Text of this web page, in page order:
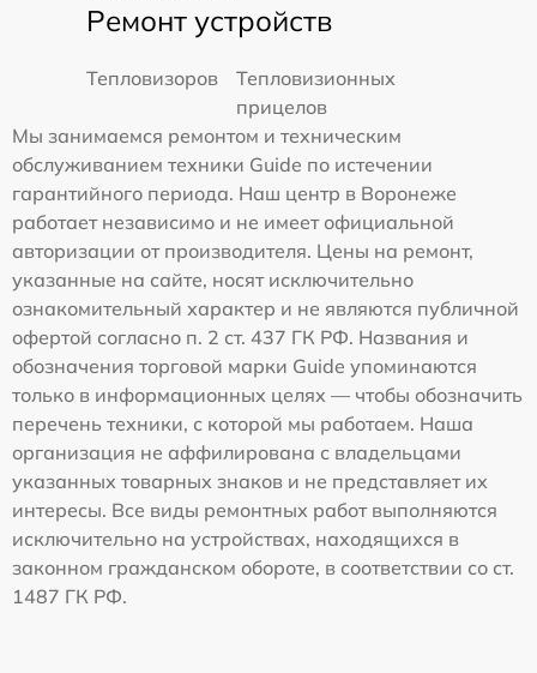
Ремонт устройств
Тепловизоров
Тепловизионных
прицелов
Мы занимаемся ремонтом и техническим
обслуживанием техники Guide по истечении
гарантийного периода. Наш центр в Воронеже
работает независимо и не имеет официальной
авторизации от производителя. Цены на ремонт,
указанные на сайте, носят исключительно
ознакомительный характер и не являются публичной
офертой согласно п. 2 ст. 437 ГК РФ. Названия и
обозначения торговой марки Guide упоминаются
только в информационных целях — чтобы обозначить
перечень техники, с которой мы работаем. Наша
организация не аффилирована с владельцами
указанных товарных знаков и не представляет их
интересы. Все виды ремонтных работ выполняются
исключительно на устройствах, находящихся в
законном гражданском обороте, в соответствии со ст.
1487 ГК РФ.